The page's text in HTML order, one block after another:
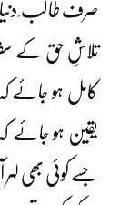
صرف طالب ِ دنیا
تلاشِ حق کے سفر
کامل ہو جائے
یقین ہو جائے
جسے کوئی بھی